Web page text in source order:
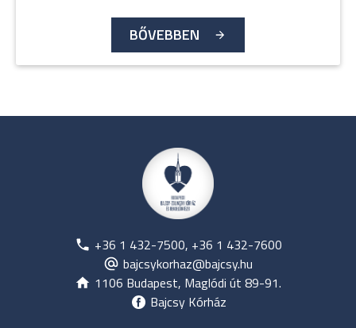
BŐVEBBEN
+36 1 432-7500, +36 1 432-7600
bajcsykorhaz@bajcsy.hu
1106 Budapest, Maglódi út 89-91.
Bajcsy Kórház